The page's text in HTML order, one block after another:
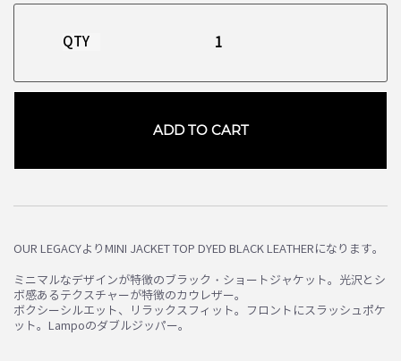
QTY
ADD TO CART
OUR LEGACYよりMINI JACKET TOP DYED BLACK LEATHERになります。
ミニマルなデザインが特徴のブラック・ショートジャケット。光沢とシ
ボ感あるテクスチャーが特徴のカウレザー。
ボクシーシルエット、リラックスフィット。フロントにスラッシュポケ
ット。Lampoのダブルジッパー。